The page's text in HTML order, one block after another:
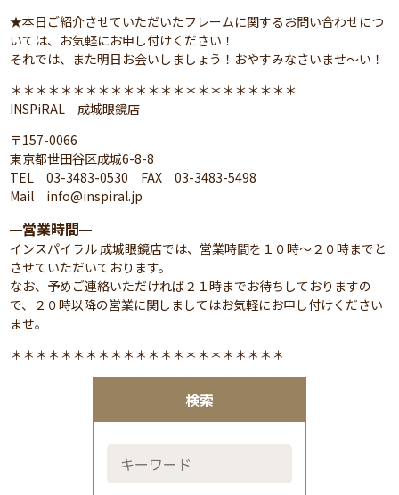
検索
★本日ご紹介させていただいたフレームに関するお問い合わせにつ
いては、お気軽にお申し付けください！
それでは、また明日お会いしましょう！おやすみなさいませ～い！
＊＊＊＊＊＊＊＊＊＊＊＊＊＊＊＊＊＊＊＊＊＊＊
INSPiRAL 成城眼鏡店
〒157-0066
東京都世田谷区成城6-8-8
TEL 03-3483-0530 FAX 03-3483-5498
Mail info@inspiral.jp
━営業時間━
インスパイラル 成城眼鏡店では、営業時間を１０時～２０時までと
させていただいております。
なお、予めご連絡いただければ２１時までお待ちしておりますの
で、２０時以降の営業に関しましてはお気軽にお申し付けください
ませ。
＊＊＊＊＊＊＊＊＊＊＊＊＊＊＊＊＊＊＊＊＊＊